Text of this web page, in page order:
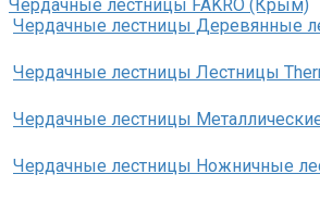
Чердачные лестницы FAKRO (Крым)
Чердачные лестницы Деревянные
Чердачные лестницы Лестницы
Чердачные лестницы
Чердачные лестницы Ножничные